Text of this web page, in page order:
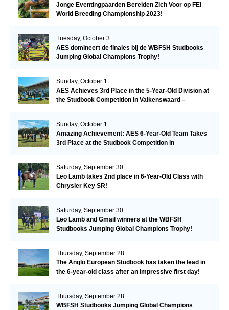
Jonge Eventingpaarden Bereiden Zich Voor op FEI
World Breeding Championship 2023!
Tuesday, October 3
AES domineert de finales bij de WBFSH Studbooks
Jumping Global Champions Trophy!
Sunday, October 1
AES Achieves 3rd Place in the 5-Year-Old Division at
the Studbook Competition in Valkenswaard –
Sunday, October 1
Amazing Achievement: AES 6-Year-Old Team Takes
3rd Place at the Studbook Competition in
Saturday, September 30
Leo Lamb takes 2nd place in 6-Year-Old Class with
Chrysler Key SR!
Saturday, September 30
Leo Lamb and Gmail winners at the WBFSH
Studbooks Jumping Global Champions Trophy!
Thursday, September 28
The Anglo European Studbook has taken the lead in
the 6-year-old class after an impressive first day!​
Thursday, September 28
WBFSH Studbooks Jumping Global Champions